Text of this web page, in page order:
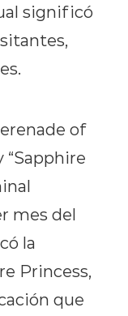
significó
of
“Sapphire
mes del
la
Princess,
que